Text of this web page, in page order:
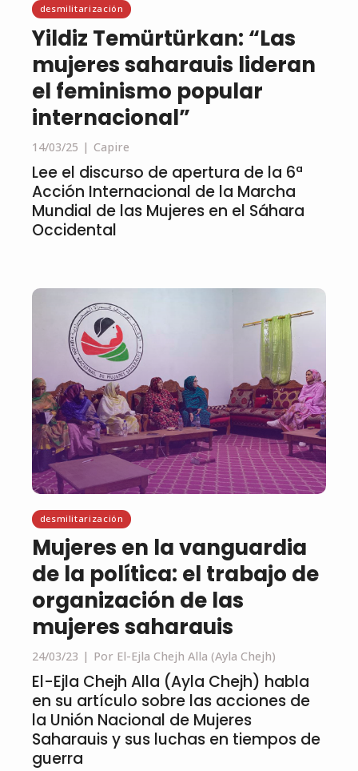
desmilitarización
Yildiz Temürtürkan: “Las
mujeres saharauis lideran
el feminismo popular
internacional”
14/03/25 Capire
Lee el discurso de apertura de la 6ª
Acción Internacional de la Marcha
Mundial de las Mujeres en el Sáhara
Occidental
desmilitarización
Mujeres en la vanguardia
de la política: el trabajo de
organización de las
mujeres saharauis
24/03/23 Por El-Ejla Chejh Alla (Ayla Chejh)
El-Ejla Chejh Alla (Ayla Chejh) habla
en su artículo sobre las acciones de
la Unión Nacional de Mujeres
Saharauis y sus luchas en tiempos de
guerra